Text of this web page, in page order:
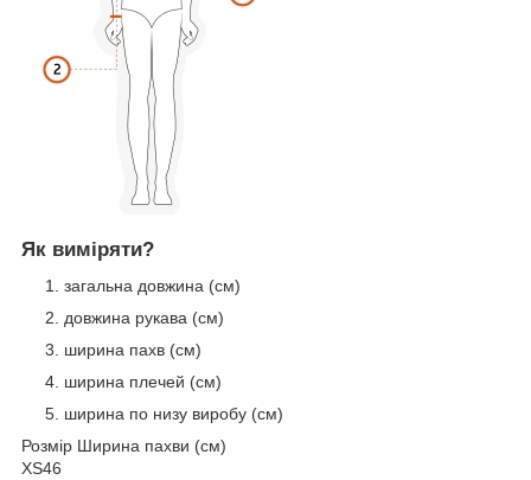
Як виміряти?
загальна довжина (см)
довжина рукава (см)
ширина пахв (см)
ширина плечей (см)
ширина по низу виробу (см)
Розмір Ширина пахви (см)
XS46